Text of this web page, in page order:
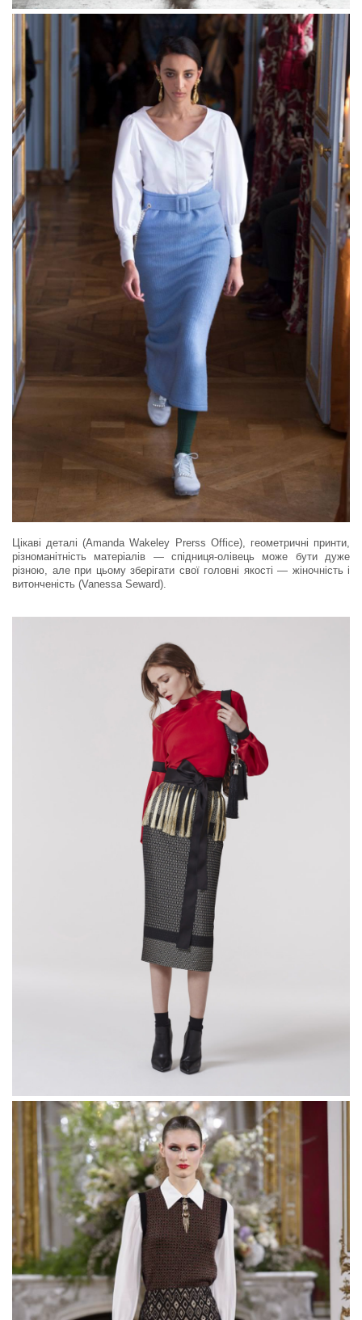
Цікаві деталі (Amanda Wakeley Prerss Office), геометричні принти,
різноманітність матеріалів — спідниця-олівець може бути дуже
різною, але при цьому зберігати свої головні якості — жіночність і
витонченість (Vanessa Seward).